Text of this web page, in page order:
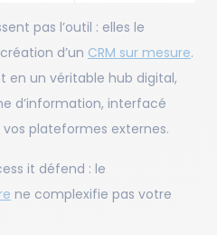
d'adapter et de gérer vos
pas l’outil : elles le
d’un CRM sur mesure.
en un véritable hub digital,
d’information, interfacé
plateformes externes.
it défend : le
ne complexifie pas votre